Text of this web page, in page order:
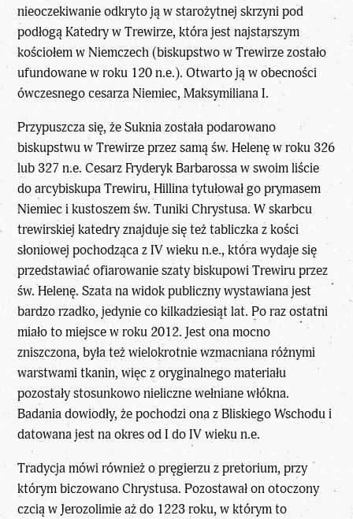
nieoczekiwanie odkryto ją w starożytnej skrzyni pod
podłogą Katedry w Trewirze, która jest najstarszym
kościołem w Niemczech (biskupstwo w Trewirze zostało
ufundowane w roku 120 n.e.). Otwarto ją w obecności
ówczesnego cesarza Niemiec, Maksymiliana I.
Przypuszcza się, że Suknia została podarowano
biskupstwu w Trewirze przez samą św. Helenę w roku 326
lub 327 n.e. Cesarz Fryderyk Barbarossa w swoim liście
do arcybiskupa Trewiru, Hillina tytułował go prymasem
Niemiec i kustoszem św. TunikiChrystusa. W skarbcu
trewirskiej katedry znajduje się też tabliczka z kości
słoniowej pochodząca z IV wieku n.e., która wydaje się
przedstawiać ofiarowanie szaty biskupowi Trewiru przez
św. Helenę. Szata na widok publiczny wystawiana jest
bardzo rzadko, jedynie co kilkadziesiąt lat. Po raz ostatni
miało to miejsce w roku 2012. Jest ona mocno
zniszczona, była też wielokrotnie wzmacniana różnymi
warstwami tkanin, więc z oryginalnego materiału
pozostały stosunkowo nieliczne wełniane włókna.
Badania dowiodły, że pochodzi ona z Bliskiego Wschodu i
datowana jest na okres od I do IV wieku n.e.
Tradycja mówi również o pręgierzu z pretorium, przy
którym biczowano Chrystusa. Pozostawał on otoczony
czcią w Jerozolimie aż do 1223 roku, w którym to